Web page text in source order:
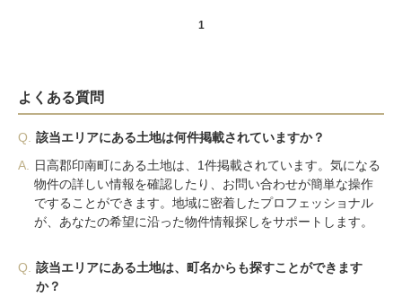
1
よくある質問
Q.
該当エリアにある土地は何件掲載されていますか？
A.
日高郡印南町にある土地は、1件掲載されています。気になる
物件の詳しい情報を確認したり、お問い合わせが簡単な操作
ですることができます。地域に密着したプロフェッショナル
が、あなたの希望に沿った物件情報探しをサポートします。
Q.
該当エリアにある土地は、町名からも探すことができます
か？